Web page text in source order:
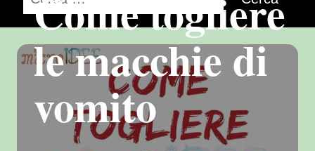
per:Come togliere
le macchie di
vomito